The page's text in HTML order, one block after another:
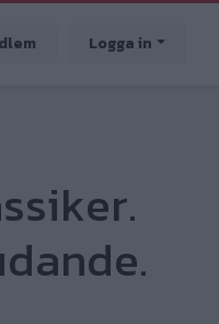
Logga in